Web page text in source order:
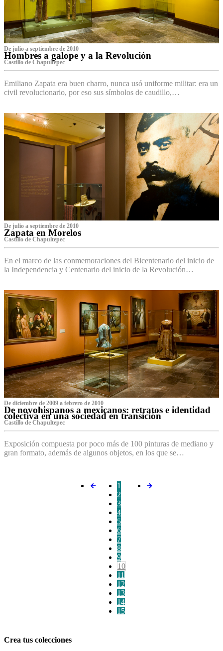
De julio a septiembre de 2010
Hombres a galope y a la Revolución
Castillo de Chapultepec
Emiliano Zapata era buen charro, nunca usó uniforme militar: era un
civil revolucionario, por eso sus símbolos de caudillo,…
De julio a septiembre de 2010
Zapata en Morelos
Castillo de Chapultepec
En el marco de las conmemoraciones del Bicentenario del inicio de
la Independencia y Centenario del inicio de la Revolución…
De diciembre de 2009 a febrero de 2010
De novohispanos a mexicanos: retratos e identidad
colectiva en una sociedad en transición
Castillo de Chapultepec
Exposición compuesta por poco más de 100 pinturas de mediano y
gran formato, además de algunos objetos, en los que se…
1
2
3
4
5
6
7
8
9
10
11
12
13
14
15
Crea tus colecciones